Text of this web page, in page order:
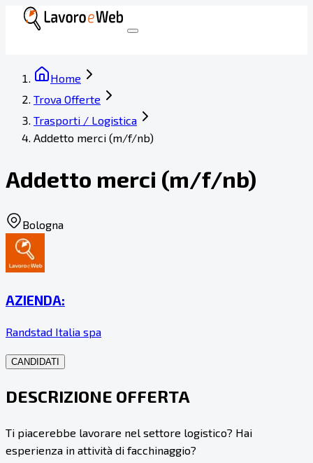
Home
Trova Offerte
Trasporti / Logistica
Addetto merci (m/f/nb)
Addetto merci (m/f/nb)
Bologna
AZIENDA:
Randstad Italia spa
CANDIDATI
DESCRIZIONE OFFERTA
Ti piacerebbe lavorare nel settore logistico? Hai
esperienza in attività di facchinaggio?